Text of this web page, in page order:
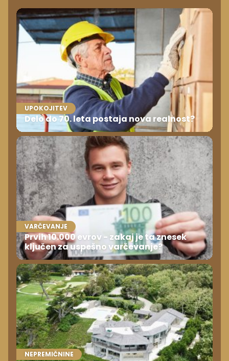
UPOKOJITEV
Delo do 70. leta postaja nova realnost?
VARČEVANJE
Prvih 10.000 evrov - zakaj je ta znesek
ključen za uspešno varčevanje?
NEPREMIČNINE